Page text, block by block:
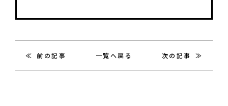
前の記事 一覧へ戻る 次の記事